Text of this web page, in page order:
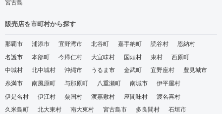
宮古島
販売店を市町村から探す
那覇市 浦添市 宜野湾市 北谷町 嘉手納町 読谷村
恩納村
名護市
本部町 今帰仁村 大宜味村 国頭村 東村
西原町
中城村
北中城村 沖縄市 うるま市 金武町 宜野座村
豊見城市
糸満市
南風原町 与那原町 八重瀬町 南城市
伊平屋村
伊是名村
伊江村 粟国村 渡嘉敷村 座間味村
渡名喜村
久米島町
北大東村 南大東村 宮古島市 多良間村
石垣市